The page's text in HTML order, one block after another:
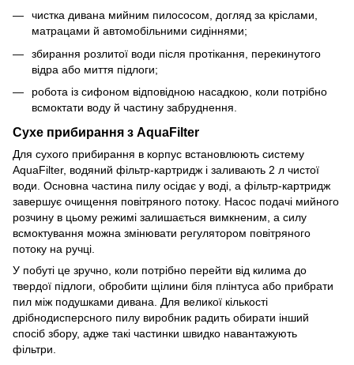
чистка дивана мийним пилососом, догляд за кріслами,
матрацами й автомобільними сидіннями;
збирання розлитої води після протікання, перекинутого
відра або миття підлоги;
робота із сифоном відповідною насадкою, коли потрібно
всмоктати воду й частину забруднення.
Сухе прибирання з AquaFilter
Для сухого прибирання в корпус встановлюють систему
AquaFilter, водяний фільтр-картридж і заливають 2 л чистої
води. Основна частина пилу осідає у воді, а фільтр-картридж
завершує очищення повітряного потоку. Насос подачі мийного
розчину в цьому режимі залишається вимкненим, а силу
всмоктування можна змінювати регулятором повітряного
потоку на ручці.
У побуті це зручно, коли потрібно перейти від килима до
твердої підлоги, обробити щілини біля плінтуса або прибрати
пил між подушками дивана. Для великої кількості
дрібнодисперсного пилу виробник радить обирати інший
спосіб збору, адже такі частинки швидко навантажують
фільтри.